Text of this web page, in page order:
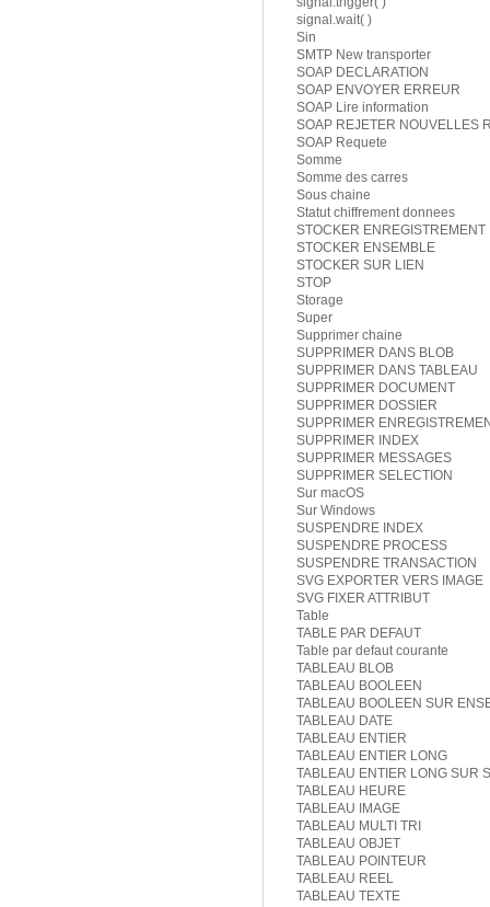
signal.wait( )
Sin
SMTP New transporter
SOAP DECLARATION
SOAP ENVOYER ERREUR
SOAP Lire information
SOAP REJETER NOUVELLES
SOAP Requete
Somme
Somme des carres
Sous chaine
Statut chiffrement donnees
STOCKER ENREGISTREMENT
STOCKER ENSEMBLE
STOCKER SUR LIEN
STOP
Storage
Super
Supprimer chaine
SUPPRIMER DANS BLOB
SUPPRIMER DANS TABLEAU
SUPPRIMER DOCUMENT
SUPPRIMER DOSSIER
SUPPRIMER
SUPPRIMER INDEX
SUPPRIMER MESSAGES
SUPPRIMER SELECTION
Sur macOS
Sur Windows
SUSPENDRE INDEX
SUSPENDRE PROCESS
SUSPENDRE TRANSACTION
SVG EXPORTER VERS IMAGE
SVG FIXER ATTRIBUT
Table
TABLE PAR DEFAUT
Table par defaut courante
TABLEAU BLOB
TABLEAU BOOLEEN
TABLEAU BOOLEEN SUR
TABLEAU DATE
TABLEAU ENTIER
TABLEAU ENTIER LONG
TABLEAU ENTIER LONG SUR
TABLEAU HEURE
TABLEAU IMAGE
TABLEAU MULTI TRI
TABLEAU OBJET
TABLEAU POINTEUR
TABLEAU REEL
TABLEAU TEXTE